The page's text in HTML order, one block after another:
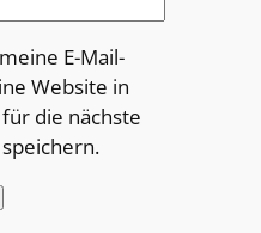
E-Mail-
Website in
die nächste